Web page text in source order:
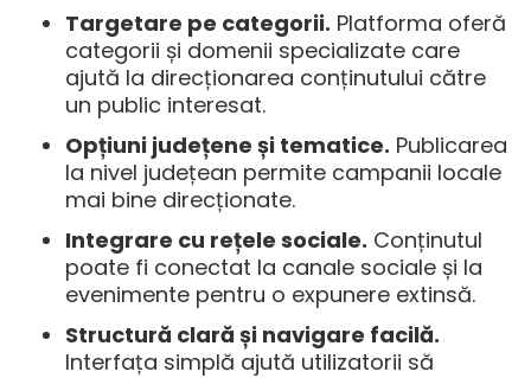
Targetare pe categorii. Platforma oferă
categorii și domenii specializate care
ajută la direcționarea conținutului către
un public interesat.
Opțiuni județene și tematice. Publicarea
la nivel județean permite campanii locale
mai bine direcționate.
Integrare cu rețele sociale. Conținutul
poate fi conectat la canale sociale și la
evenimente pentru o expunere extinsă.
Structură clară și navigare facilă.
Interfața simplă ajută utilizatorii să